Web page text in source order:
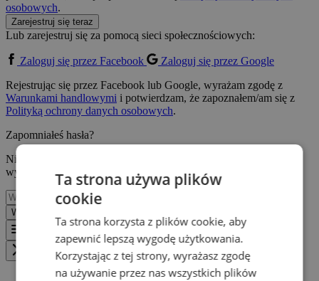
osobowych.
Zarejestruj się teraz
Lub zarejestruj się za pomocą sieci społecznościowych:
Zaloguj się przez Facebook
Zaloguj się przez Google
Rejestrując się przez Facebook lub Google, wyrażam zgodę z
Warunkami handlowymi i potwierdzam, że zapoznałem/am się z
Polityką ochrony danych osobowych.
Zapomniałeś hasła?
Nie ma znaczenia! Po prostu wpisz swój adres e-mail, a my
wyślemy Ci link do utworzenia nowego konta.
Wysłać
Zavřít menu
Ta strona używa plików
cookie
Ta strona korzysta z plików cookie, aby
zapewnić lepszą wygodę użytkowania.
Korzystając z tej strony, wyrażasz zgodę
na używanie przez nas wszystkich plików